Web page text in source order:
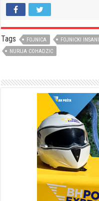
Tags FOJNICA FOJNICKI INSANI
NURIJA COHADZIC